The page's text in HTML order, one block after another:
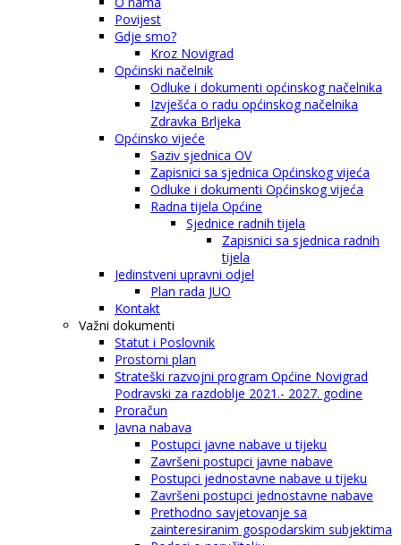
Povijest
Gdje smo?
Kroz Novigrad
Općinski načelnik
Odluke i dokumenti općinskog načelnika
Izvješća o radu općinskog načelnika
Zdravka Brljeka
Općinsko vijeće
Saziv sjednica OV
Zapisnici sa sjednica Općinskog vijeća
Odluke i dokumenti Općinskog vijeća
Radna tijela Općine
Sjednice radnih tijela
Zapisnici sa sjednica radnih
tijela
Jedinstveni upravni odjel
Plan rada JUO
Kontakt
Važni dokumenti
Statut i Poslovnik
Prostorni plan
Strateški razvojni program Općine Novigrad
Podravski za razdoblje 2021.- 2027. godine
Proračun
Javna nabava
Postupci javne nabave u tijeku
Završeni postupci javne nabave
Postupci jednostavne nabave u tijeku
Završeni postupci jednostavne nabave
Prethodno savjetovanje sa
zainteresiranim gospodarskim subjektima